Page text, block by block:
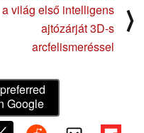
a világ első intelligens
ajtózárját 3D-s
arcfelismeréssel
⟩
Google